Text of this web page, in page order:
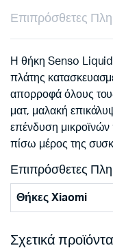
Επιπρόσθετες
Η θήκη Senso Liquid
πλάτης
απορροφά όλους
ματ, μαλακή
επένδυση μικροϊνών
πίσω μέρος της
Επιπρόσθετες
Θήκες Xiaomi
Σχετικά προϊόντα